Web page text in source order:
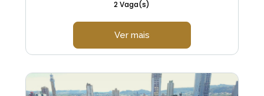
2 Vaga(s)
Ver mais